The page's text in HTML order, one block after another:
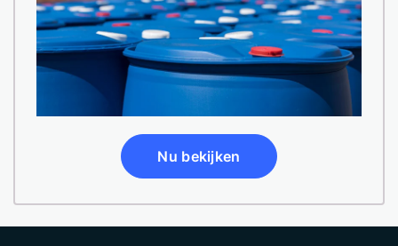
Nu bekijken